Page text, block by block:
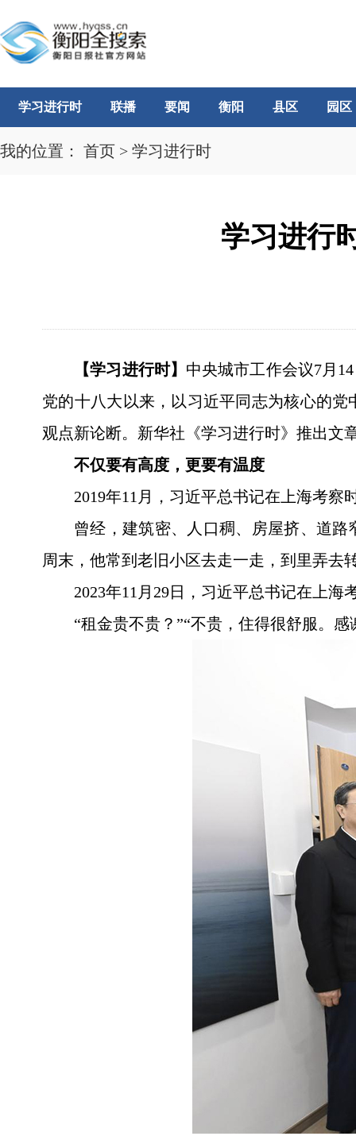
学习进行时 联播 要闻 衡阳 县区 园区
我的位置： 首页 > 学习进行时
学习进行
【学习进行时】 中央城市工作会议7月
党的十八大以来，以习近平同志为核心的
观点新论断。新华社《学习进行时》推出文
不仅要有高度，更要有温度
2019年11月，习近平总书记在上海考
曾经，建筑密、人口稠、房屋挤、道
周末，他常到老旧小区去走一走，到里弄去
2023年11月29日，习近平总书记在上
“租金贵不贵？”“不贵，住得很舒服。